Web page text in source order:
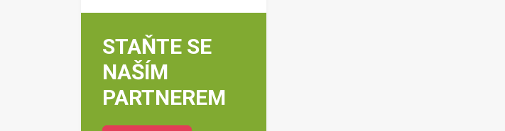
STAŇTE SE
NAŠÍM
PARTNEREM